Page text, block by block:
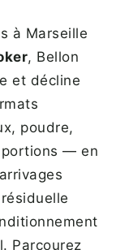
à Marseille
, Bellon
et décline
poudre,
portions — en
Parcourez